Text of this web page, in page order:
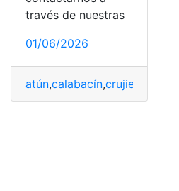
través de nuestras
01/06/2026
atún,calabacín,crujiente